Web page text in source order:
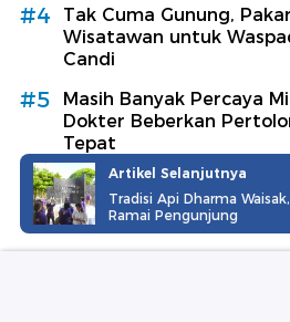
#4
Tak Cuma Gunung,
Wisatawan untuk
Candi
#5
Masih Banyak Percaya
Dokter Beberkan
Tepat
Lihat
Artikel Selanjutnya
Tradisi Api Dharma
Ramai Pengunjung